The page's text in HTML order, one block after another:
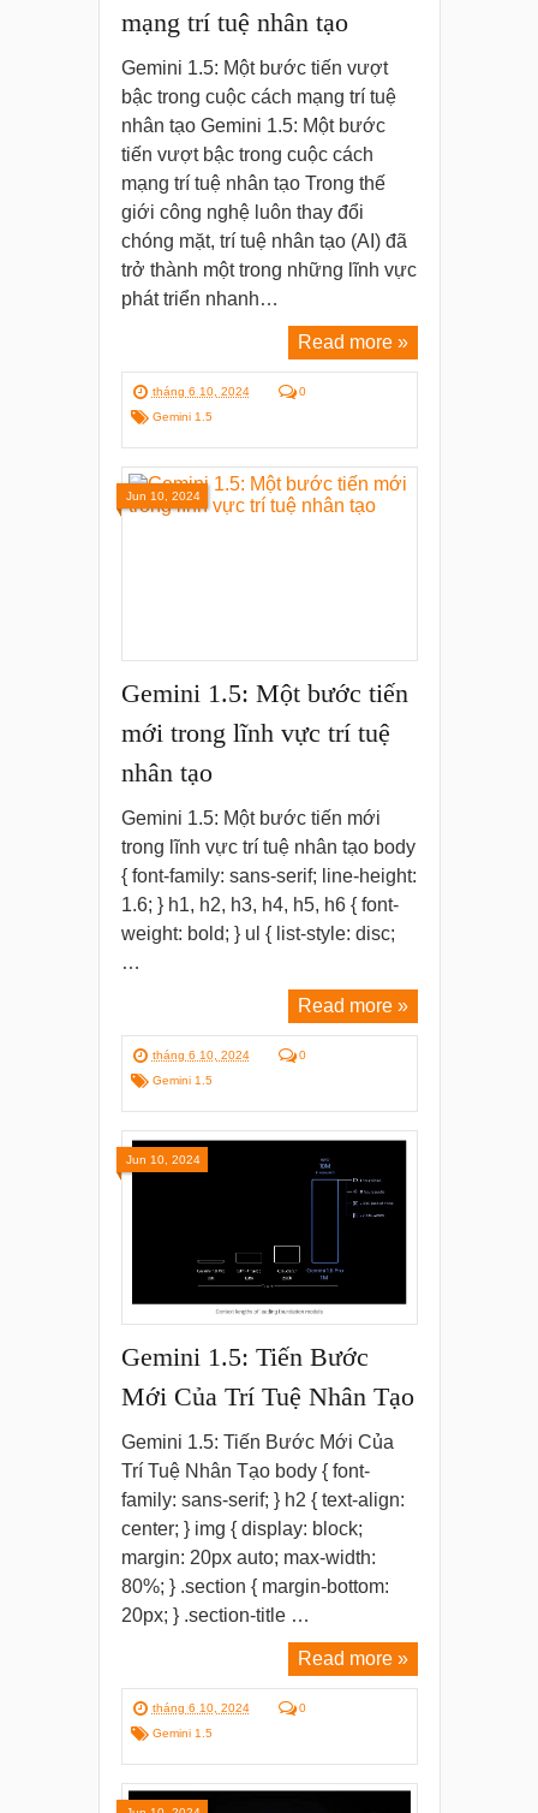
mạng trí tuệ nhân tạo
Gemini 1.5: Một bước tiến vượt
bậc trong cuộc cách mạng trí tuệ
nhân tạo Gemini 1.5: Một bước
tiến vượt bậc trong cuộc cách
mạng trí tuệ nhân tạo Trong thế
giới công nghệ luôn thay đổi
chóng mặt, trí tuệ nhân tạo (AI) đã
trở thành một trong những lĩnh vực
phát triển nhanh…
Read more »
tháng 6 10, 2024
0
Gemini 1.5
Gemini 1.5: Một bước tiến
mới trong lĩnh vực trí tuệ
nhân tạo
Gemini 1.5: Một bước tiến mới
trong lĩnh vực trí tuệ nhân tạo body
{ font-family: sans-serif; line-height:
1.6; } h1, h2, h3, h4, h5, h6 { font-
weight: bold; } ul { list-style: disc;
…
Read more »
tháng 6 10, 2024
0
Gemini 1.5
Jun 10, 2024
Gemini 1.5: Tiến Bước
Mới Của Trí Tuệ Nhân Tạo
Gemini 1.5: Tiến Bước Mới Của
Trí Tuệ Nhân Tạo body { font-
family: sans-serif; } h2 { text-align:
center; } img { display: block;
margin: 20px auto; max-width:
80%; } .section { margin-bottom:
20px; } .section-title …
Read more »
tháng 6 10, 2024
0
Gemini 1.5
Jun 10, 2024